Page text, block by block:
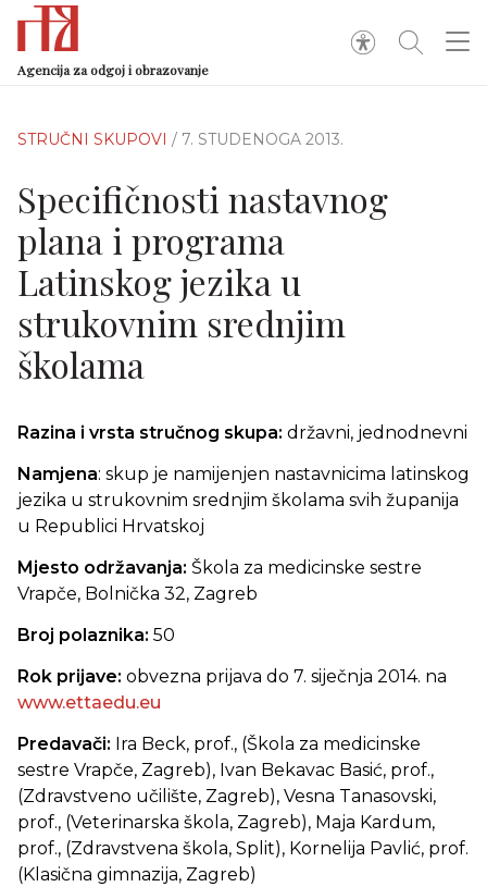
Agencija za odgoj i obrazovanje
STRUČNI SKUPOVI / 7. STUDENOGA 2013.
Specifičnosti nastavnog
plana i programa
Latinskog jezika u
strukovnim srednjim
školama
Razina i vrsta stručnog skupa: državni, jednodnevni
Namjena: skup je namijenjen nastavnicima latinskog
jezika u strukovnim srednjim školama svih županija
u Republici Hrvatskoj
Mjesto održavanja: Škola za medicinske sestre
Vrapče, Bolnička 32, Zagreb
Broj polaznika: 50
Rok prijave: obvezna prijava do 7. siječnja 2014. na
www.ettaedu.eu
Predavači: Ira Beck, prof., (Škola za medicinske
sestre Vrapče, Zagreb), Ivan Bekavac Basić, prof.,
(Zdravstveno učilište, Zagreb), Vesna Tanasovski,
prof., (Veterinarska škola, Zagreb), Maja Kardum,
prof., (Zdravstvena škola, Split), Kornelija Pavlić, prof.
(Klasična gimnazija, Zagreb)